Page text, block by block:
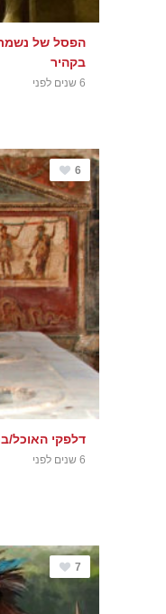
בקהיר
6 שנים לפני
6
דלפקי האוכל/
6 שנים לפני
7